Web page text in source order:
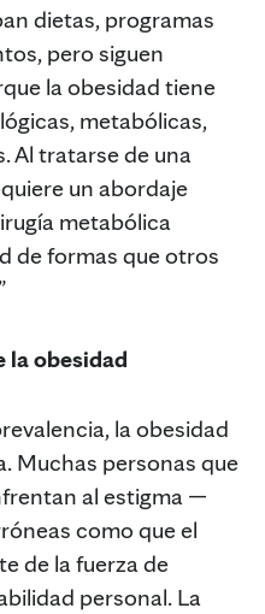
dietas, programas
pero siguen
la obesidad tiene
metabólicas,
Al tratarse de una
un abordaje
metabólica
de formas que otros
la obesidad
la obesidad
Muchas personas que
al estigma —
como que el
de la fuerza de
personal. La